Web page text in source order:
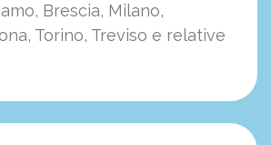
Brescia, Milano,
Torino, Treviso e relative